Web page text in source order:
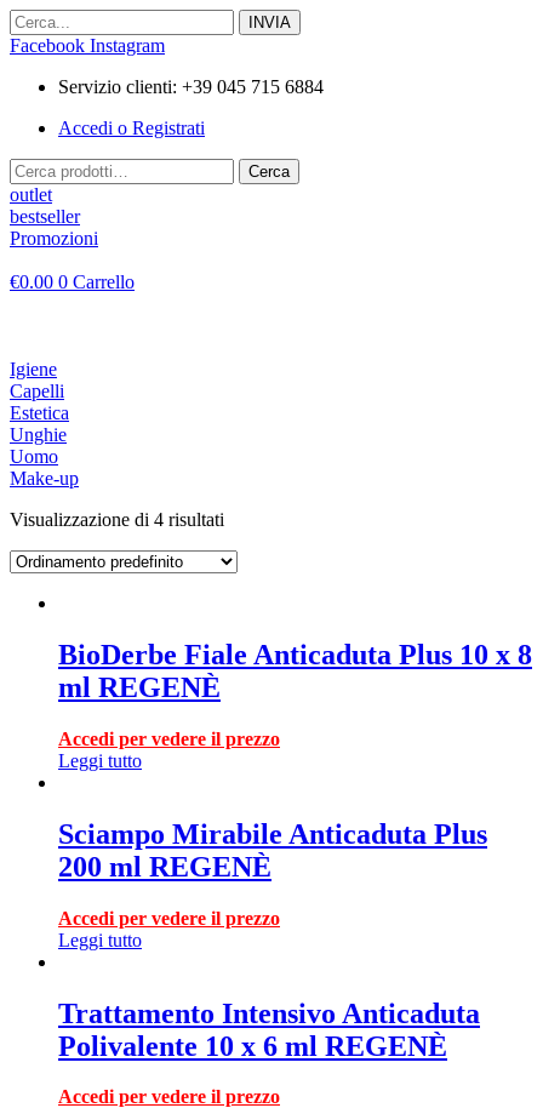
Vai
al
Facebook Instagram
Servizio clienti: +39 045 715 6884
Accedi o Registrati
Cerca:
Cerca
outlet
bestseller
Promozioni
€0.00 0 Carrello
Igiene
Capelli
Estetica
Unghie
Uomo
Make-up
Visualizzazione di 4 risultati
BioDerbe Fiale Anticaduta Plus 10 x 8
ml REGENÈ
Accedi per vedere il prezzo
Leggi tutto
Sciampo Mirabile Anticaduta Plus
200 ml REGENÈ
Accedi per vedere il prezzo
Leggi tutto
Trattamento Intensivo Anticaduta
Polivalente 10 x 6 ml REGENÈ
Accedi per vedere il prezzo